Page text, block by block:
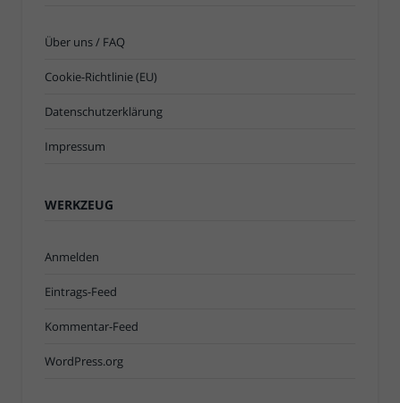
Über uns / FAQ
Cookie-Richtlinie (EU)
Datenschutzerklärung
Impressum
WERKZEUG
Anmelden
Eintrags-Feed
Kommentar-Feed
WordPress.org